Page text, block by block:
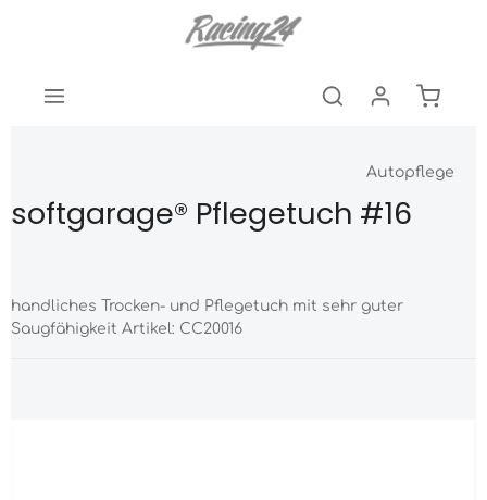
Autopflege
softgarage® Pflegetuch #16
handliches Trocken- und Pflegetuch mit sehr guter
Saugfähigkeit Artikel: CC20016